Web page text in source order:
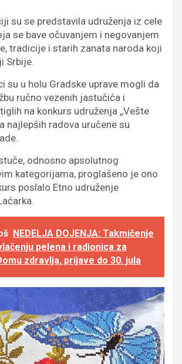
su se predstavila udruženja iz cele
se bave očuvanjem i negovanjem
tradicije i starih zanata naroda koji
Srbije.
su u holu Gradske uprave mogli da
ručno vezenih jastučića i
na konkurs udruženja „Vešte
najlepših radova uručene su
odnosno apsolutnog
kategorijama, proglašeno je ono
poslalo Etno udruženje
NEDELJA DOJENJA: Takmičenje
pelena i radionica za
zdravlja, prijave do 30. jula